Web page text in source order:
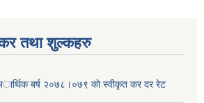
तथा शुल्कहरु
बर्ष २०७८।०७९ काे स्वीकृत कर दर रेट